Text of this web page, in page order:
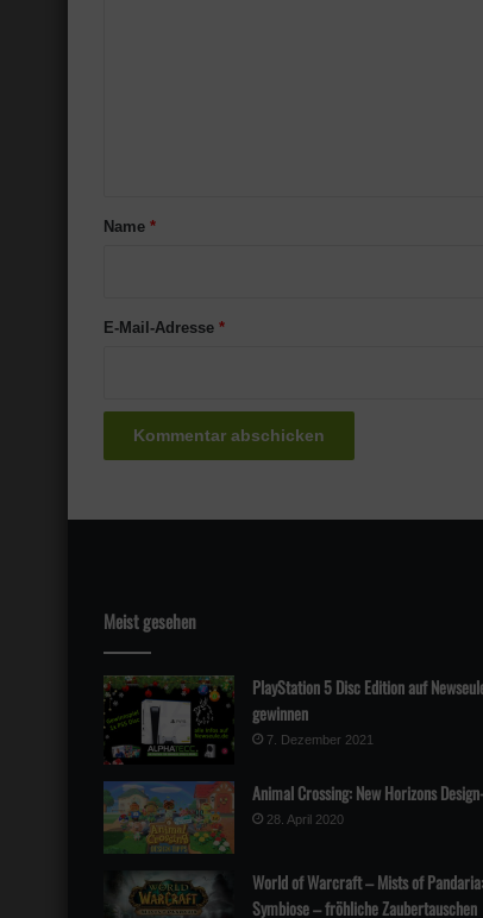
aName *
E-Mail-Adresse *
Meist gesehen
PlayStation 5 Disc Edition auf
gewinnen
7. Dezember 2021
Animal Crossing: New Horizons
28. April 2020
World of Warcraft – Mists of Pandaria:
Symbiose – fröhliche Zaubertauschen